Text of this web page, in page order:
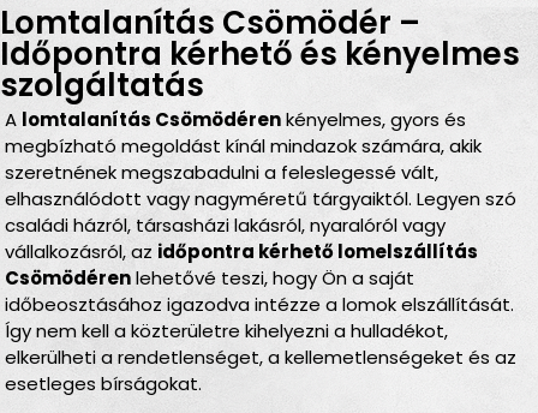
Lomtalanítás Csömödér –
Időpontra kérhető és kényelmes
szolgáltatás
A lomtalanítás Csömödérenkényelmes, gyors és
megbízható megoldást kínál mindazok számára, akik
szeretnének megszabadulni a feleslegessé vált,
elhasználódott vagy nagyméretű tárgyaiktól. Legyen szó
családi házról, társasházi lakásról, nyaralóról vagy
vállalkozásról, az időpontra kérhető lomelszállítás
Csömödérenlehetővé teszi, hogy Ön a saját
időbeosztásához igazodva intézze a lomok elszállítását.
Így nem kell a közterületre kihelyezni a hulladékot,
elkerülheti a rendetlenséget, a kellemetlenségeket és az
esetleges bírságokat.